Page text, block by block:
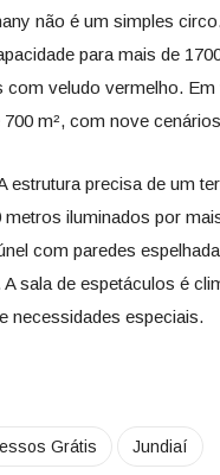
não é um simples
para mais de
veludo vermelho.
m², com nove
estrutura precisa de um
iluminados por
com paredes
sala de espetáculos é
necessidades especiais.
Grátis Jundiaí